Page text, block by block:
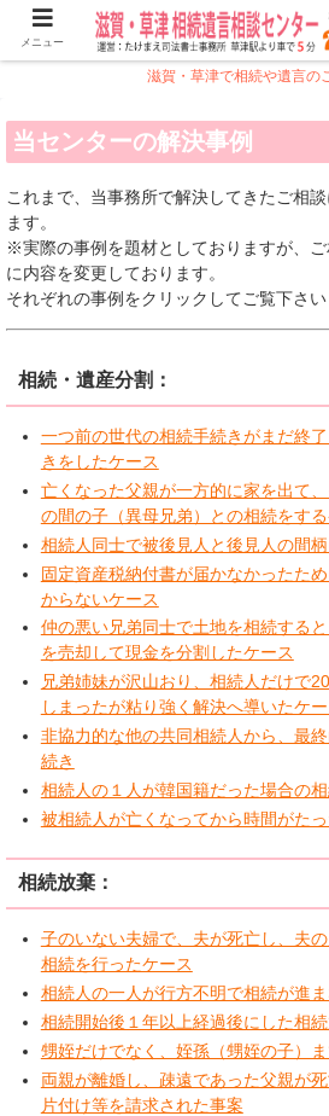
滋賀・草津で相続や遺言の
当センターの解決事例
これまで、当事務所で解決してきたご相
ます。
※実際の事例を題材としておりますが、
に内容を変更しております。
それぞれの事例をクリックしてご覧下さい
相続・遺産分割：
一つ前の世代の相続手続きがまだ終
きをしたケース
亡くなった父親が一方的に家を出て
の間の子（異母兄弟）との相続をす
相続人同士で被後見人と後見人の間
固定資産税納付書が届かなかったた
からないケース
仲の悪い兄弟同士で土地を相続する
を売却して現金を分割したケース
兄弟姉妹が沢山おり、相続人だけで
しまったが粘り強く解決へ導いたケー
非協力的な他の共同相続人から、最
続き
相続人の１人が韓国籍だった場合の
被相続人が亡くなってから時間がた
相続放棄：
子のいない夫婦で、夫が死亡し、夫
相続を行ったケース
相続人の一人が行方不明で相続が進
相続開始後１年以上経過後にした相
甥姪だけでなく、姪孫（甥姪の子）
両親が離婚し、疎遠であった父親が
片付け等を請求された事案
メニュー